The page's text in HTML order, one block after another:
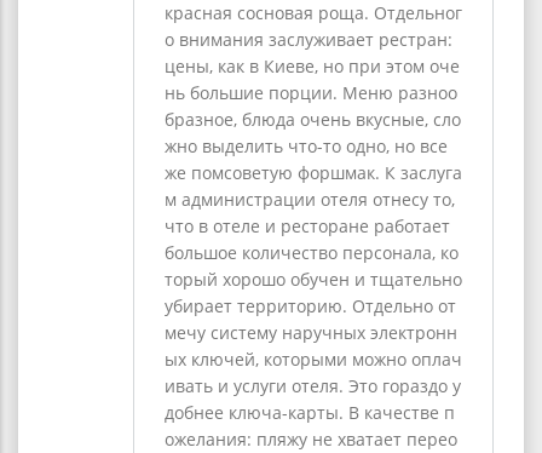
красная сосновая роща. Отдельног
о внимания заслуживает рестран:
цены, как в Киеве, но при этом оче
нь большие порции. Меню разноо
бразное, блюда очень вкусные, сло
жно выделить что-то одно, но все
же помсоветую форшмак. К заслуга
м администрации отеля отнесу то,
что в отеле и ресторане работает
большое количество персонала, ко
торый хорошо обучен и тщательно
убирает территорию. Отдельно от
мечу систему наручных электронн
ых ключей, которыми можно оплач
ивать и услуги отеля. Это гораздо у
добнее ключа-карты. В качестве п
ожелания: пляжу не хватает перео